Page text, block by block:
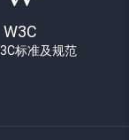
W3C
标准及规范